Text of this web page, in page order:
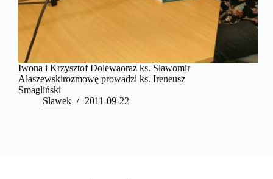
Iwona i Krzysztof Dolewaoraz ks. Sławomir
Ałaszewskirozmowę prowadzi ks. Ireneusz
Smagliński
Slawek
2011-09-22